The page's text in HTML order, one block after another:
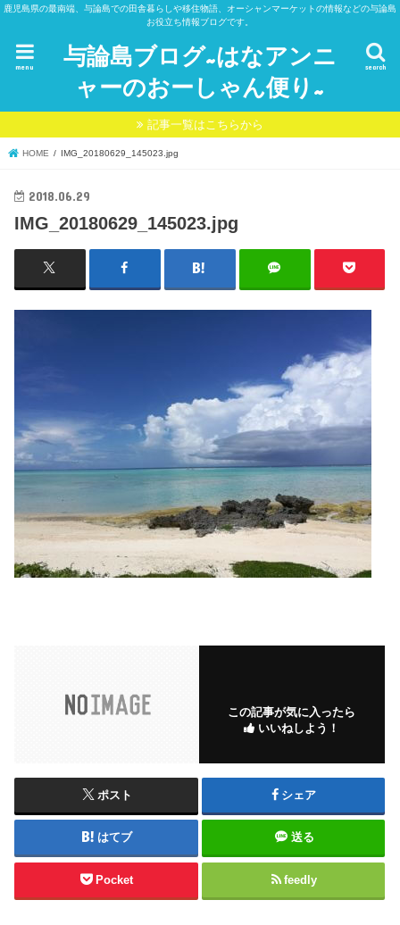
鹿児島県の最南端、与論島での田舎暮らしや移住物語、オーシャンマーケットの情報などの与論島
お役立ち情報ブログです。
与論島ブログ~はなアンニ
ャーのおーしゃん便り~
search
menu
記事一覧はこちらから
HOME IMG_20180629_145023.jpg
2018.06.29
IMG_20180629_145023.jpg
この記事が気に入ったら
いいねしよう！
ポスト シェア
はてブ 送る
Pocket feedly